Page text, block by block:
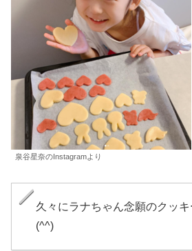
泉谷星奈のInstagramより
久々にラナちゃん念願のクッ
(^^)